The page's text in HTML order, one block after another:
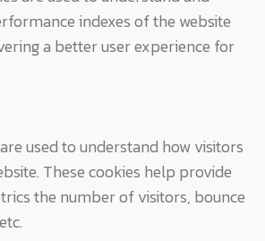
indexes of the website
a better user experience for
used to understand how visitors
These cookies help provide
the number of visitors, bounce